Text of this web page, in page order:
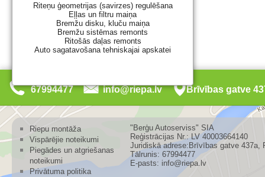
67994477 info@riepa.lv Brīvības gatve
Riepu montāža
Vispārējie noteikumi
Piegādes un atgriešanas
noteikumi
Privātuma politika
"Berģu Autoserviss" SIA
Reģistrācijas Nr.: LV 40003664140
Juridiskā adrese:Brīvības gatve 437a,
Tālrunis: 67994477
E-pasts: info@riepa.lv
Riteņu ģeometrijas (savirzes) regulēšana
Eļļas un filtru maiņa
Bremžu disku, kluču maiņa
Bremžu sistēmas remonts
Ritošās daļas remonts
Auto sagatavošana tehniskajai apskatei